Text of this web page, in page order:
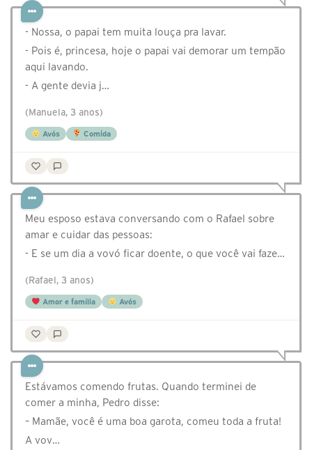
- Nossa, o papai tem muita louça pra lavar.
- Pois é, princesa, hoje o papai vai demorar um tempão
aqui lavando.
- A gente devia j…
(Manuela, 3 anos)
Avós Comida
Meu esposo estava conversando com o Rafael sobre
amar e cuidar das pessoas:
- E se um dia a vovó ficar doente, o que você vai faze…
(Rafael, 3 anos)
Amor e família Avós
Estávamos comendo frutas. Quando terminei de
comer a minha, Pedro disse:
– Mamãe, você é uma boa garota, comeu toda a fruta!
A vov…